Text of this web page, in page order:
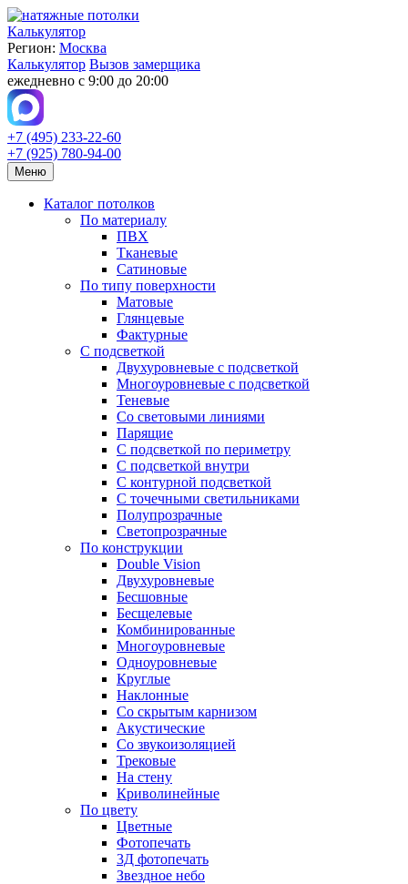
Калькулятор
Регион: Москва
Калькулятор Вызов замерщика
ежедневно с 9:00 до 20:00
+7 (495) 233-22-60
+7 (925) 780-94-00
Меню
Каталог потолков
По материалу
ПВХ
Тканевые
Сатиновые
По типу поверхности
Матовые
Глянцевые
Фактурные
С подсветкой
Двухуровневые с подсветкой
Многоуровневые с подсветкой
Теневые
Со световыми линиями
Парящие
С подсветкой по периметру
С подсветкой внутри
С контурной подсветкой
С точечными светильниками
Полупрозрачные
Светопрозрачные
По конструкции
Double Vision
Двухуровневые
Бесшовные
Бесщелевые
Комбинированные
Многоуровневые
Одноуровневые
Круглые
Наклонные
Со скрытым карнизом
Акустические
Со звукоизоляцией
Трековые
На стену
Криволинейные
По цвету
Цветные
Фотопечать
3Д фотопечать
Звездное небо